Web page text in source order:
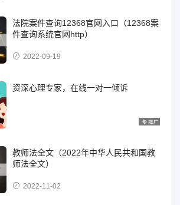
法院案件查询12368官网入口（12368案
件查询系统官网http）
2022-09-19
资深心理专家，在线一对一倾诉
教师法全文（2022年中华人民共和国教
师法全文）
2022-11-02